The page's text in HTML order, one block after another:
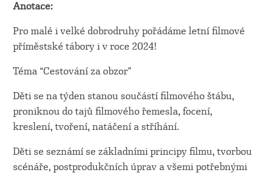
Anotace:
Pro malé i velké dobrodruhy pořádáme letní filmové
příměstské tábory i v roce 2024!
Téma “Cestování za obzor”
Děti se na týden stanou součástí filmového štábu,
proniknou do tajů filmového řemesla, focení,
kreslení, tvoření, natáčení a stříhání.
Děti se seznámí se základními principy filmu, tvorbou
scénáře, postprodukčních úprav a všemi potřebnými